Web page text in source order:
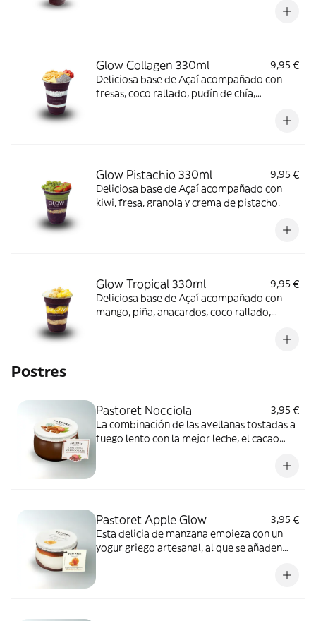
Glow Collagen 330ml
9,95 €
Deliciosa base de Açaí acompañado con
fresas, coco rallado, pudín de chía,
Glow Pistachio 330ml
9,95 €
Deliciosa base de Açaí acompañado con
kiwi, fresa, granola y crema de pistacho.
Glow Tropical 330ml
9,95 €
Deliciosa base de Açaí acompañado con
mango, piña, anacardos, coco rallado,
Postres
Pastoret Nocciola
3,95 €
La combinación de las avellanas tostadas a
fuego lento con la mejor leche, el cacao
de caña crean el sabor único de la Crema
Pastoret Apple Glow
3,95 €
Esta delicia de manzana empieza con un
yogur griego artesanal, al que se añaden